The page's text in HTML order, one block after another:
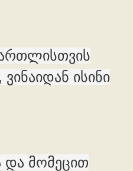
ისინი
და მომეცით